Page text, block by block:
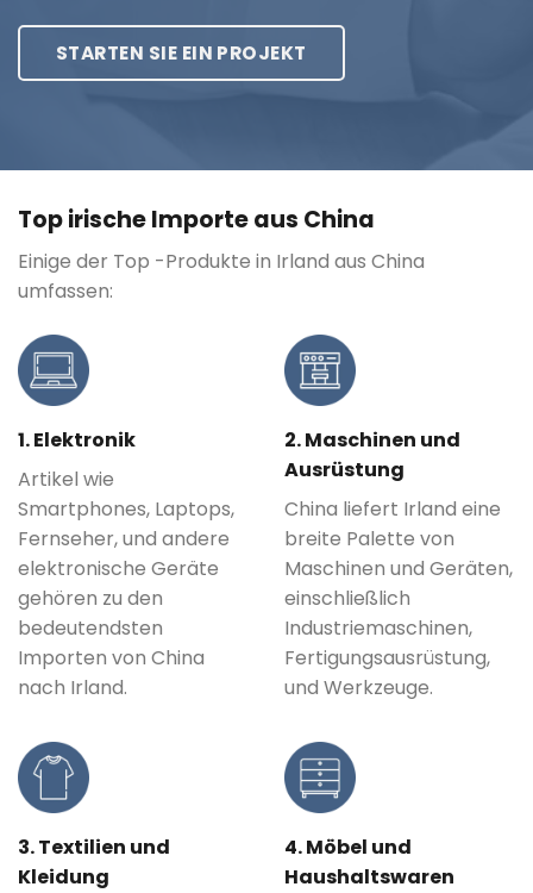
STARTEN SIE EIN PROJEKT
Top irische Importe aus China
Einige der Top -Produkte in Irland aus China
umfassen:
1. Elektronik
Artikel wie
Smartphones, Laptops,
Fernseher, und andere
elektronische Geräte
gehören zu den
bedeutendsten
Importen von China
nach Irland.
2. Maschinen und
Ausrüstung
China liefert Irland eine
breite Palette von
Maschinen und Geräten,
einschließlich
Industriemaschinen,
Fertigungsausrüstung,
und Werkzeuge.
3. Textilien und
Kleidung
4. Möbel und
Haushaltswaren